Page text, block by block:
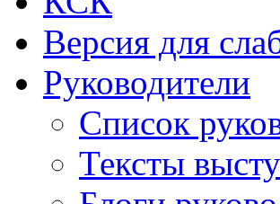
Версия для
Руководители
Список
Тексты